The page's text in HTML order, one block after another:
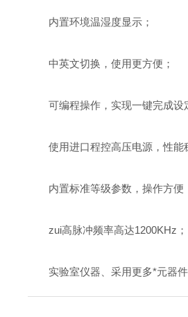
内置环境温湿度显示；
中英文切换，使用更方便；
可编程操作，实现一键完成设
使用进口程控高压电源，性能
内置标准等级参数，操作方便
zui高脉冲频率高达1200KHz；
实验室仪器、采用更多*元器件